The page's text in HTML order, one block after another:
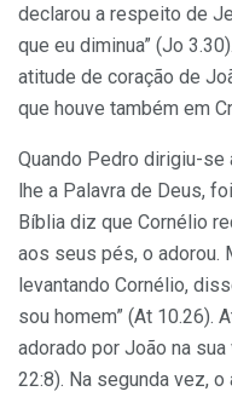
declarou a respeito de
que eu diminua” (Jo
atitude de coração de
que houve também em
Quando Pedro dirigiu-se
lhe a Palavra de Deus,
Bíblia diz que Cornélio
aos seus pés, o adorou.
levantando Cornélio,
sou homem” (At 10.26).
adorado por João na
22:8). Na segunda vez,